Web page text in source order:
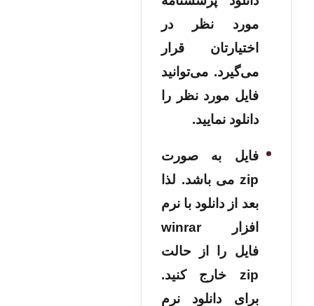
مورد نظر در
اختیارتان قرار
می‌گیرد. می‌توانید
فایل مورد نظر را
دانلود نمایید.
فایل به صورت
zip می باشد. لذا
بعد از دانلود با نرم
افزار winrar
فایل را از حالت
zip خارج کنید.
برای دانلود نرم